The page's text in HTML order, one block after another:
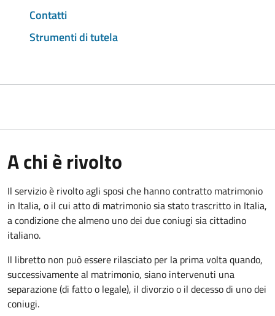
Contatti
Strumenti di tutela
A chi è rivolto
Il servizio è rivolto agli sposi che hanno contratto matrimonio
in Italia, o il cui atto di matrimonio sia stato trascritto in Italia,
a condizione che almeno uno dei due coniugi sia cittadino
italiano.
Il libretto non può essere rilasciato per la prima volta quando,
successivamente al matrimonio, siano intervenuti una
separazione (di fatto o legale), il divorzio o il decesso di uno dei
coniugi.